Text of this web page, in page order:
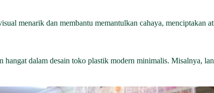
menarik dan membantu memantulkan cahaya, menciptakan
dalam desain toko plastik modern minimalis. Misalnya,